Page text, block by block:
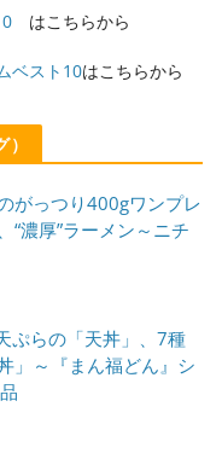
はこちらから
ベスト10はこちらから
がっつり400gワンプレ
“濃厚”ラーメン～ニチ
ぷらの「天丼」、7種
」～『まん福どん』シ